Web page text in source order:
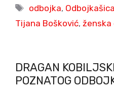
Tags
odbojka,
Tijana Bošković, ženska
DRAGAN
POZNATOG